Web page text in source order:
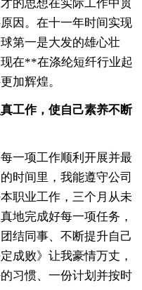
的思想在实际工作中贯
因。在十一年时间实现
第一是大发的雄心壮
在**在涤纶短纤行业起
加辉煌。
工作，使自己素养不断
一项工作顺利开展并最
时间里，我能遵守公司
职业工作，三个月从未
地完成好每一项任务，
结同事、不断提升自己
成败》让我豪情万丈，
习惯、一份计划并按时